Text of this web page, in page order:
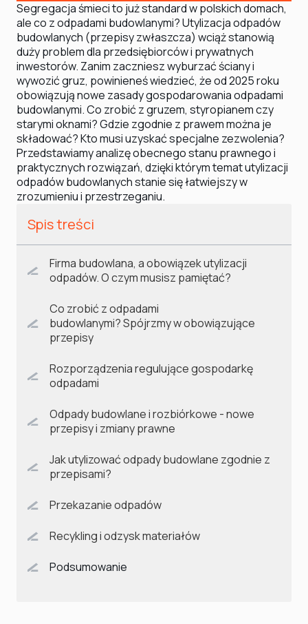
Segregacja śmieci to już standard w polskich domach,
ale co z odpadami budowlanymi? Utylizacja odpadów
budowlanych (przepisy zwłaszcza) wciąż stanowią
duży problem dla przedsiębiorców i prywatnych
inwestorów. Zanim zaczniesz wyburzać ściany i
wywozić gruz, powinieneś wiedzieć, że od 2025 roku
obowiązują nowe zasady gospodarowania odpadami
budowlanymi. Co zrobić z gruzem, styropianem czy
starymi oknami? Gdzie zgodnie z prawem można je
składować? Kto musi uzyskać specjalne zezwolenia?
Przedstawiamy analizę obecnego stanu prawnego i
praktycznych rozwiązań, dzięki którym temat utylizacji
odpadów budowlanych stanie się łatwiejszy w
zrozumieniu i przestrzeganiu.
Spis treści
Firma budowlana, a obowiązek utylizacji
odpadów. O czym musisz pamiętać?
Co zrobić z odpadami
budowlanymi? Spójrzmy w obowiązujące
przepisy
Rozporządzenia regulujące gospodarkę
odpadami
Odpady budowlane i rozbiórkowe - nowe
przepisy i zmiany prawne
Jak utylizować odpady budowlane zgodnie z
przepisami?
Przekazanie odpadów
Recykling i odzysk materiałów
Podsumowanie